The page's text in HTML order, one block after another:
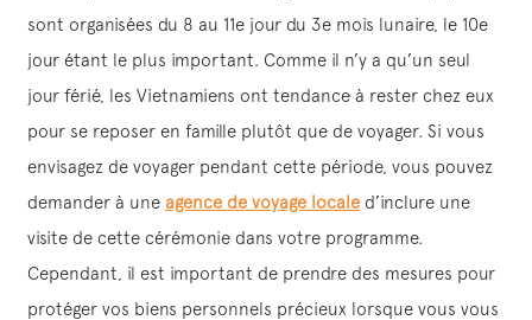
sont organisées du 8 au 11e jour du 3e mois lunaire, le 10e
jour étant le plus important. Comme il n’y a qu’un seul
jour férié, les Vietnamiens ont tendance à rester chez eux
pour se reposer en famille plutôt que de voyager. Si vous
envisagez de voyager pendant cette période, vous pouvez
demander à une agence de voyage localed’inclure une
visite de cette cérémonie dans votre programme.
Cependant, il est important de prendre des mesures pour
protéger vos biens personnels précieux lorsque vous vous